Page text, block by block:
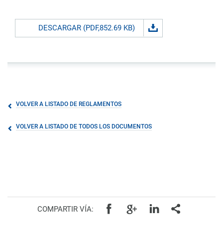
DESCARGAR (PDF,852.69 KB)
VOLVER A LISTADO DE REGLAMENTOS
VOLVER A LISTADO DE TODOS LOS DOCUMENTOS
COMPARTIR VÍA: